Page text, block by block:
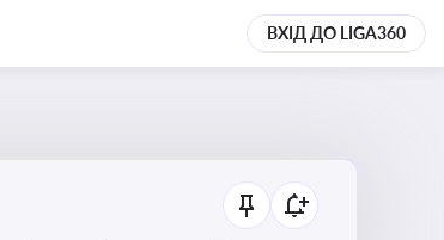
ВХІД ДО LIGA360